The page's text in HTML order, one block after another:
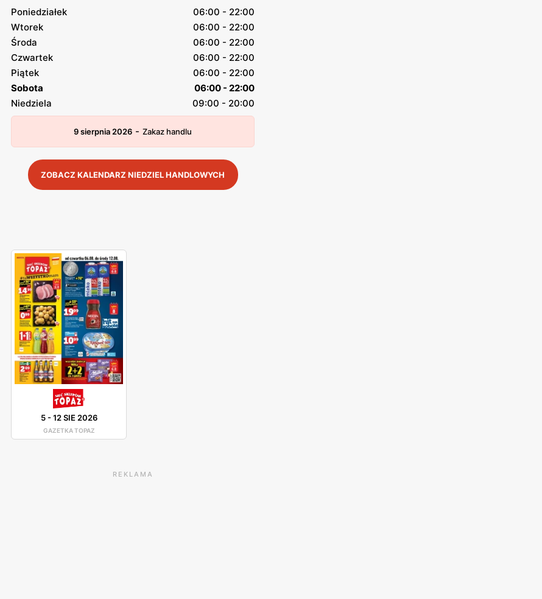
Poniedziałek
06:00 - 22:00
Wtorek
06:00 - 22:00
Środa
06:00 - 22:00
Czwartek
06:00 - 22:00
Piątek
06:00 - 22:00
Sobota
06:00 - 22:00
Niedziela
09:00 - 20:00
9 sierpnia 2026 - Zakaz handlu
ZOBACZ KALENDARZ NIEDZIEL HANDLOWYCH
5-12 SIE 2026
GAZETKA TOPAZ
REKLAMA